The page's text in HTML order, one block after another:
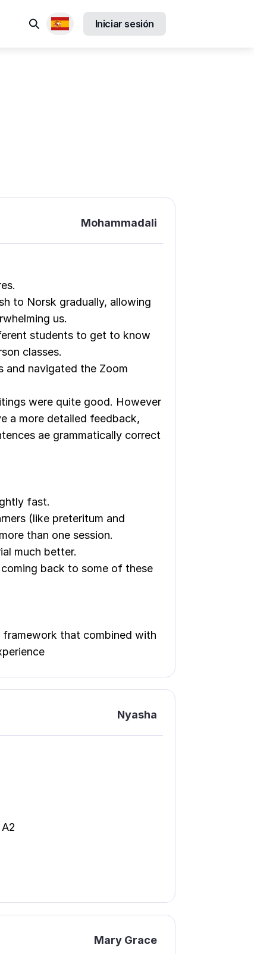
Buscar
Locales disponibles
Iniciar sesión
Mohammadali
to Norsk gradually, allowing
us.
students to get to know
classes.
and navigated the Zoom
were quite good. However
a more detailed feedback,
ae grammatically correct
fast.
(like preteritum and
than one session.
much better.
back to some of these
that combined with
Nyasha
Mary Grace